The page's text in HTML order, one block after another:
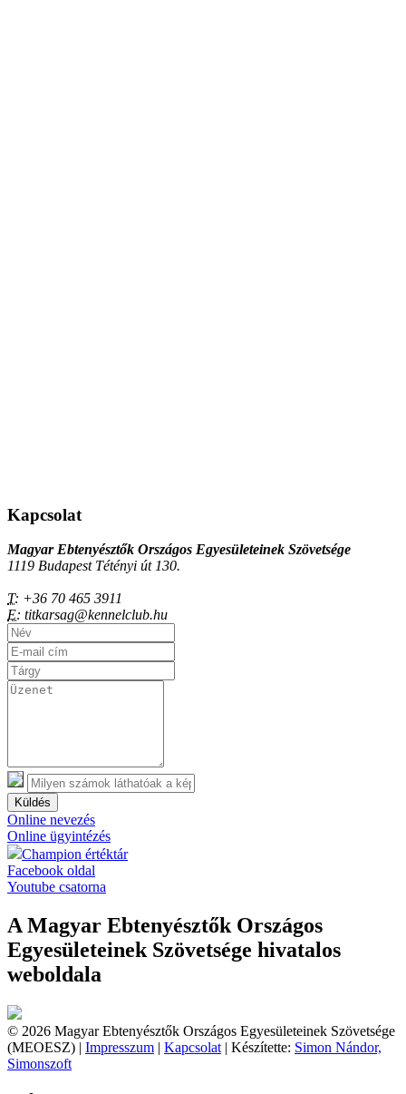
Kapcsolat
Magyar Ebtenyésztők Országos Egyesületeinek Szövetsége
1119 Budapest Tétényi út 130.
T: +36 70 465 3911
E: titkarsag@kennelclub.hu
Küldés
Online nevezés
Online ügyintézés
Champion értéktár
Facebook oldal
Youtube csatorna
A Magyar Ebtenyésztők Országos
Egyesületeinek Szövetsége hivatalos
weboldala
© 2026 Magyar Ebtenyésztők Országos Egyesületeinek Szövetsége
(MEOESZ) | Impresszum | Kapcsolat | Készítette: Simon Nándor,
Simonszoft